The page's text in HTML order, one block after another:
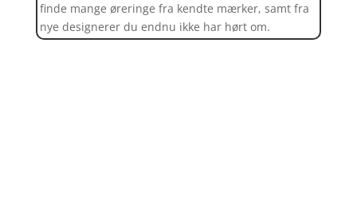
finde mange øreringe fra kendte mærker, samt fra
nye designerer du endnu ikke har hørt om.